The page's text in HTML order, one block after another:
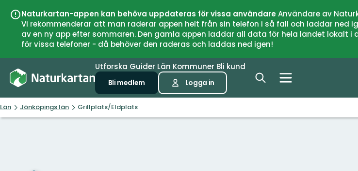
Naturkartan-appen kan behöva uppdateras för vissa användareAnvändare av
Vi rekommenderar att man raderar appen helt från sin telefon i så fall och laddar ned
av en ny app efter sommaren. Den gamla appen laddar all data för hela landet
för vissa telefoner - då behöver den raderas och laddas ned igen!
Utforska Guider Län Kommuner Bli kund
Bli medlem Logga in
Län Jönköpings län Grillplats/Eldplats